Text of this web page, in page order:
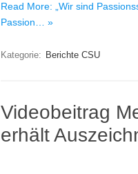
Read More: „Wir sind
Passion… »
Kategorie: Berichte CSU
Videobeitrag
erhält